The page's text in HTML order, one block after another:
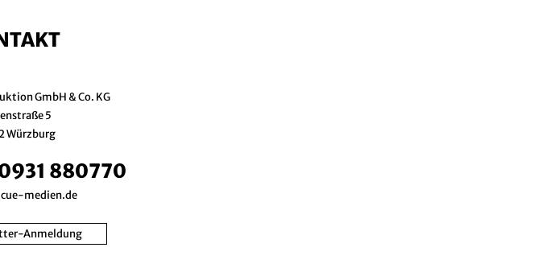
GmbH & Co. KG
5
Würzburg
880770
medien.de
Anmeldung